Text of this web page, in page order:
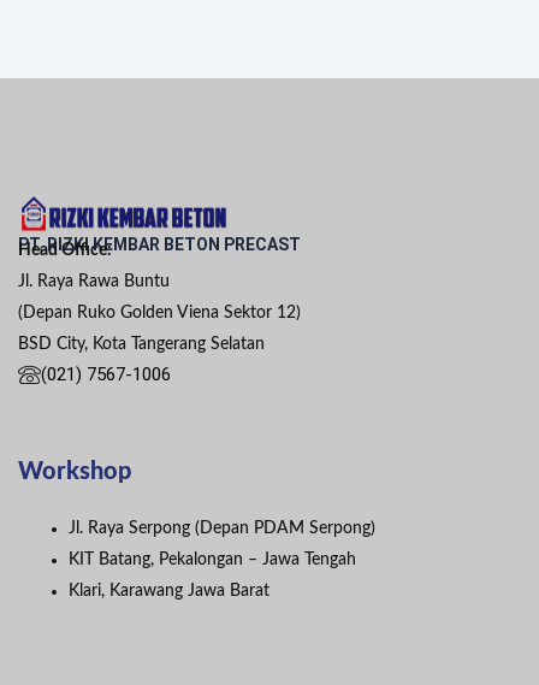
PT. RIZKI KEMBAR BETON PRECAST
Head Office:
Jl. Raya Rawa Buntu
(Depan Ruko Golden Viena Sektor 12)
BSD City, Kota Tangerang Selatan
(021) 7567-1006
Workshop
Jl. Raya Serpong (Depan PDAM Serpong)
KIT Batang, Pekalongan – Jawa Tengah
Klari, Karawang Jawa Barat